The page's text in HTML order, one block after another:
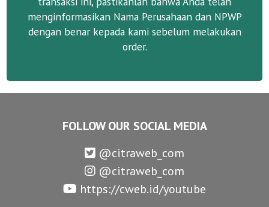
menginformasikan Nama Perusahaan dan NPWP
dengan benar kepada kami sebelum melakukan
order.
FOLLOW OUR SOCIAL MEDIA
@citraweb_com
@citraweb_com
https://cweb.id/youtube